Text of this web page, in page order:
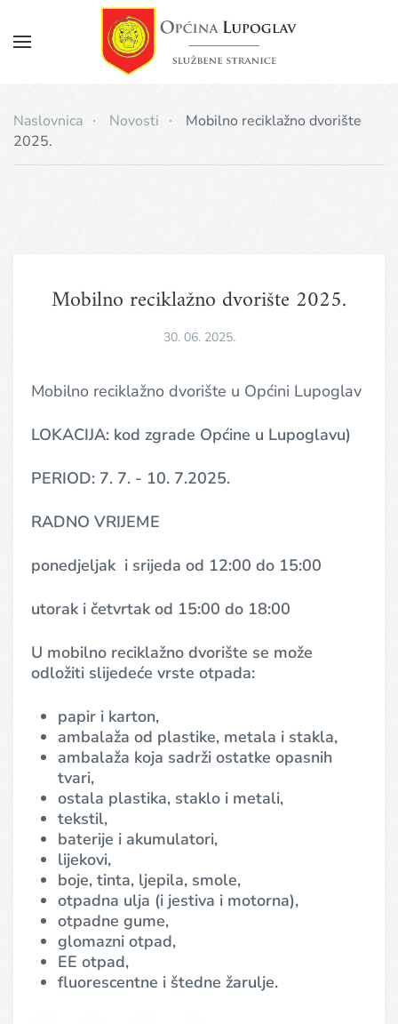
Ova
web
sustav
pristupačnosti.
content
Naslovnica Novosti
Mobilno reciklažno dvorište
2025.
Mobilno reciklažno dvorište 2025.
30. 06. 2025.
Mobilno reciklažno dvorište u Općini Lupoglav
LOKACIJA: kod zgrade Općine u Lupoglavu)
PERIOD: 7. 7. - 10. 7.2025.
RADNO VRIJEME
ponedjeljak i srijeda od 12:00 do 15:00
utorak i četvrtak od 15:00 do 18:00
U mobilno reciklažno dvorište se može
odložiti slijedeće vrste otpada:
papir i karton,
ambalaža od plastike, metala i stakla,
ambalaža koja sadrži ostatke opasnih
tvari,
ostala plastika, staklo i metali,
tekstil,
baterije i akumulatori,
lijekovi,
boje, tinta, ljepila, smole,
otpadna ulja (i jestiva i motorna),
otpadne gume,
glomazni otpad,
EE otpad,
fluorescentne i štedne žarulje.